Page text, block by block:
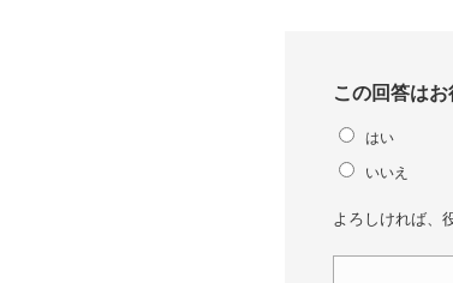
この回答は
はい
いいえ
よろしければ、